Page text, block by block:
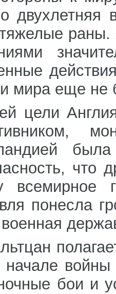
мира еще не
цели
что
всемирное
понесла
военная
войны
бои и